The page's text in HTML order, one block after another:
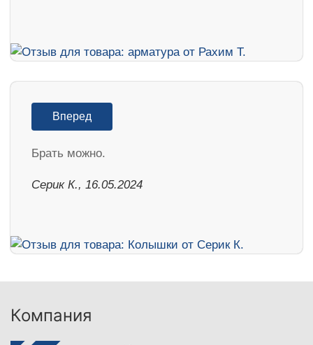
Вперед
Брать можно.
Серик К., 16.05.2024
Компания